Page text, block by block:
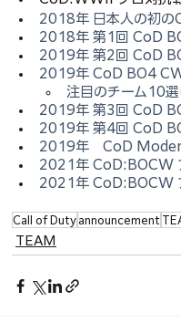
2018年 日本人の初
2018年 第1回 CoD
2019年 第2回 CoD
2019年 CoD BO4
注目のチーム10
2019年 第3回 CoD
2019年 第4回 CoD
2019年　CoD
2021年 CoD:BOCW
2021年 CoD:BOCW
Call of Duty announcement
TEAM